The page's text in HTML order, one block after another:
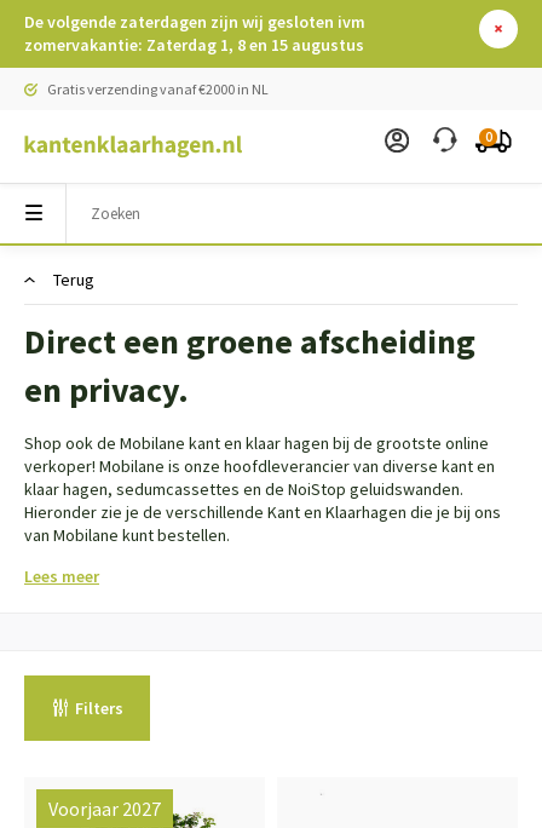
De volgende zaterdagen zijn wij gesloten ivm
zomervakantie: Zaterdag 1, 8 en 15 augustus
Gratis verzending vanaf €2000 in NL
0
Terug
Direct een groene afscheiding
en privacy.
Shop ook de Mobilane kant en klaar hagen bij de grootste online
verkoper! Mobilane is onze hoofdleverancier van diverse kant en
klaar hagen, sedumcassettes en de NoiStop geluidswanden.
Hieronder zie je de verschillende Kant en Klaarhagen die je bij ons
van Mobilane kunt bestellen.
Lees meer
Filters
Voorjaar 2027